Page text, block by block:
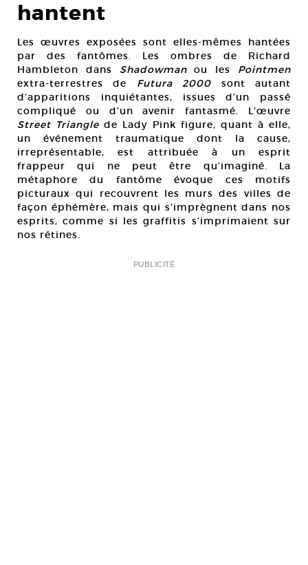
hantent
Les œuvres exposées sont elles-mêmes hantées
par des fantômes. Les ombres de Richard
Hambleton dans Shadowmanou les Pointmen
extra-terrestres de Futura 2000 sont autant
d’apparitions inquiétantes, issues d’un passé
compliqué ou d’un avenir fantasmé. L’œuvre
Street Triangle de Lady Pink figure, quant à elle,
un événement traumatique dont la cause,
irreprésentable, est attribuée à un esprit
frappeur qui ne peut être qu’imaginé. La
métaphore du fantôme évoque ces motifs
picturaux qui recouvrent les murs des villes de
façon éphémère, mais qui s’imprègnent dans nos
esprits, comme si les graffitis s’imprimaient sur
nos rétines.
PUBLICITÉ